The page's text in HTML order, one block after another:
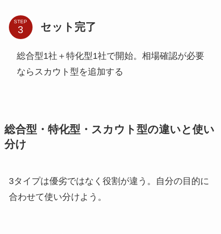
STEP セット完了
総合型1社＋特化型1社で開始。相場確認が必要
ならスカウト型を追加する
総合型・特化型・スカウト型の違いと使い
分け
3タイプは優劣ではなく役割が違う。自分の目的に
合わせて使い分けよう。